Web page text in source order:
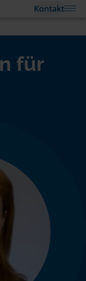
Kontakt
für